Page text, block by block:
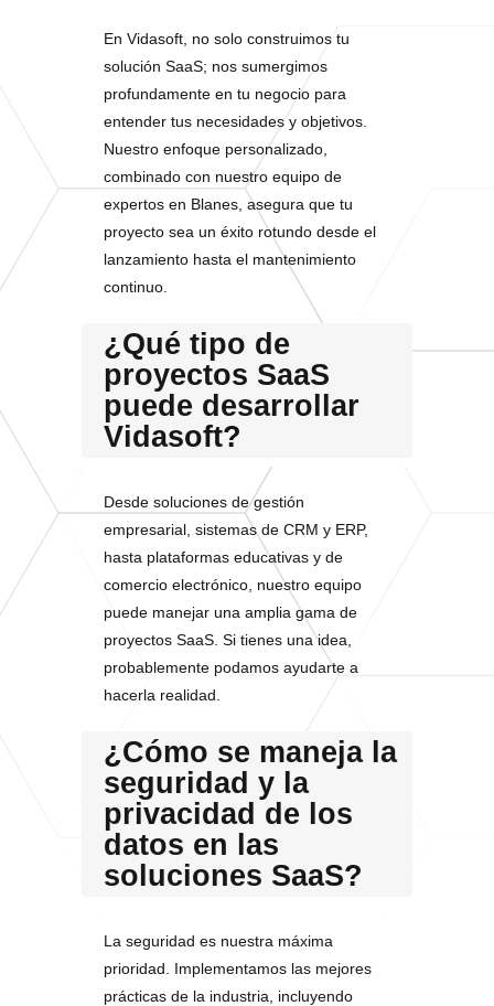
En Vidasoft, no solo construimos tu
solución SaaS; nos sumergimos
profundamente en tu negocio para
entender tus necesidades y objetivos.
Nuestro enfoque personalizado,
combinado con nuestro equipo de
expertos en Blanes, asegura que tu
proyecto sea un éxito rotundo desde el
lanzamiento hasta el mantenimiento
continuo.
¿Qué tipo de
proyectos SaaS
puede desarrollar
Vidasoft?
Desde soluciones de gestión
empresarial, sistemas de CRM y ERP,
hasta plataformas educativas y de
comercio electrónico, nuestro equipo
puede manejar una amplia gama de
proyectos SaaS. Si tienes una idea,
probablemente podamos ayudarte a
hacerla realidad.
¿Cómo se maneja la
seguridad y la
privacidad de los
datos en las
soluciones SaaS?
La seguridad es nuestra máxima
prioridad. Implementamos las mejores
prácticas de la industria, incluyendo